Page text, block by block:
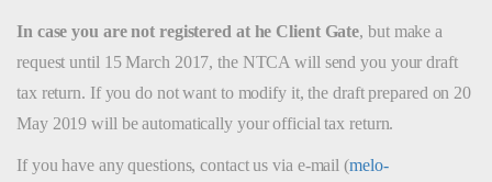
In case you are not registered at he Client Gate,but make a
request until 15 March 2017, the NTCA will send you your draft
tax return. If you do not want to modify it, the draft prepared on 20
May 2019 will be automatically your official tax return.
If you have any questions, contact us via e-mail (melo-